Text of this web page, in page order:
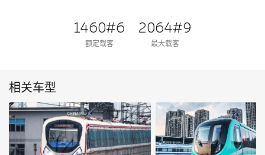
1460#6
额定载客
2064#9
最大载客
相关车型